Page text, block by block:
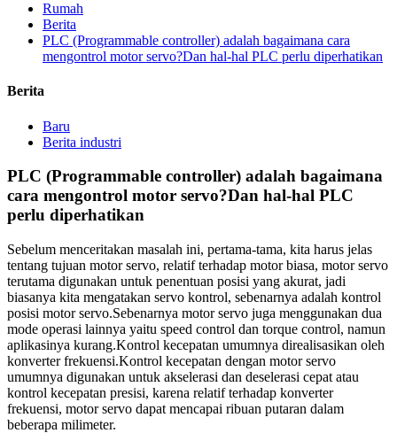
Rumah
Berita
PLC (Programmable controller) adalah bagaimana cara
mengontrol motor servo?Dan hal-hal PLC perlu diperhatikan
Berita
Baru
Berita industri
PLC (Programmable controller) adalah bagaimana
cara mengontrol motor servo?Dan hal-hal PLC
perlu diperhatikan
Sebelum menceritakan masalah ini, pertama-tama, kita harus jelas
tentang tujuan motor servo, relatif terhadap motor biasa, motor servo
terutama digunakan untuk penentuan posisi yang akurat, jadi
biasanya kita mengatakan servo kontrol, sebenarnya adalah kontrol
posisi motor servo.Sebenarnya motor servo juga menggunakan dua
mode operasi lainnya yaitu speed control dan torque control, namun
aplikasinya kurang.Kontrol kecepatan umumnya direalisasikan oleh
konverter frekuensi.Kontrol kecepatan dengan motor servo
umumnya digunakan untuk akselerasi dan deselerasi cepat atau
kontrol kecepatan presisi, karena relatif terhadap konverter
frekuensi, motor servo dapat mencapai ribuan putaran dalam
beberapa milimeter.